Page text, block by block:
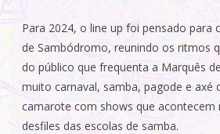
Para 2024, o line up foi pensado para
de Sambódromo, reunindo os ritmos
do público que frequenta a Marquês
muito carnaval, samba, pagode e axé
camarote com shows que acontecem
desfiles das escolas de samba.